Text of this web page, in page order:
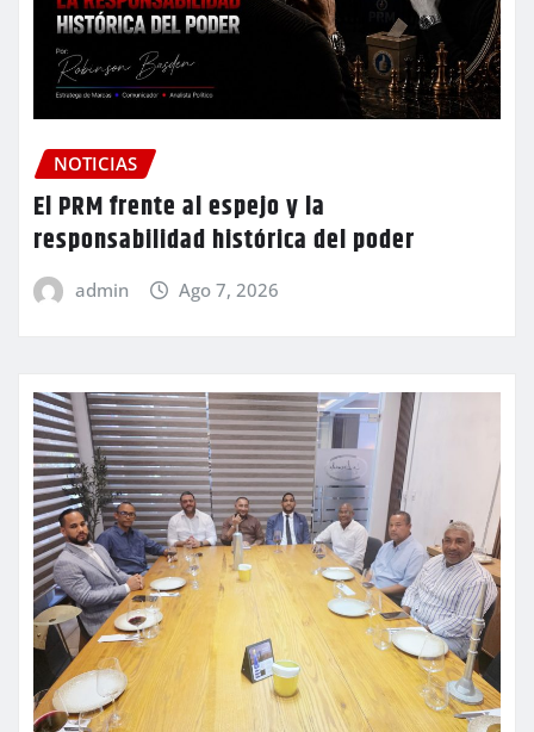
NOTICIAS
El PRM frente al espejo y la
responsabilidad histórica del poder
admin Ago 7, 2026